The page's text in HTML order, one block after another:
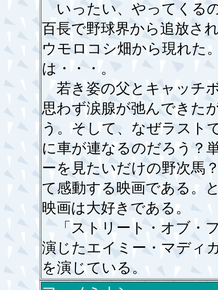
いったい、やってくる
百長で野球界から追放さ
ウモロコシ畑から現れた
は・・・。
若き姿の父とキャッチ
思わず涙腺が弛んできた
う。そして、なぜラスト
に車が連なるのだろう？
ーを見たいだけの野次馬
て感動する映画である。
映画は大好きである。
「ストリート・オブ・
演じたエイミー・マディ
を演じている。